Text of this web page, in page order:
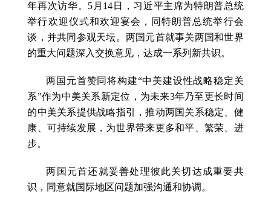
年再次访华。5月14日，习近平主席为特朗普总统
举行欢迎仪式和欢迎宴会，同特朗普总统举行会
谈，并共同参观天坛。两国元首就事关两国和世界
的重大问题深入交换意见，达成一系列新共识。
两国元首赞同将构建“中美建设性战略稳定关
系”作为中美关系新定位，为未来3年乃至更长时间
的中美关系提供战略指引，推动两国关系稳定、健
康、可持续发展，为世界带来更多和平、繁荣、进
步。
两国元首还就妥善处理彼此关切达成重要共
识，同意就国际地区问题加强沟通和协调。